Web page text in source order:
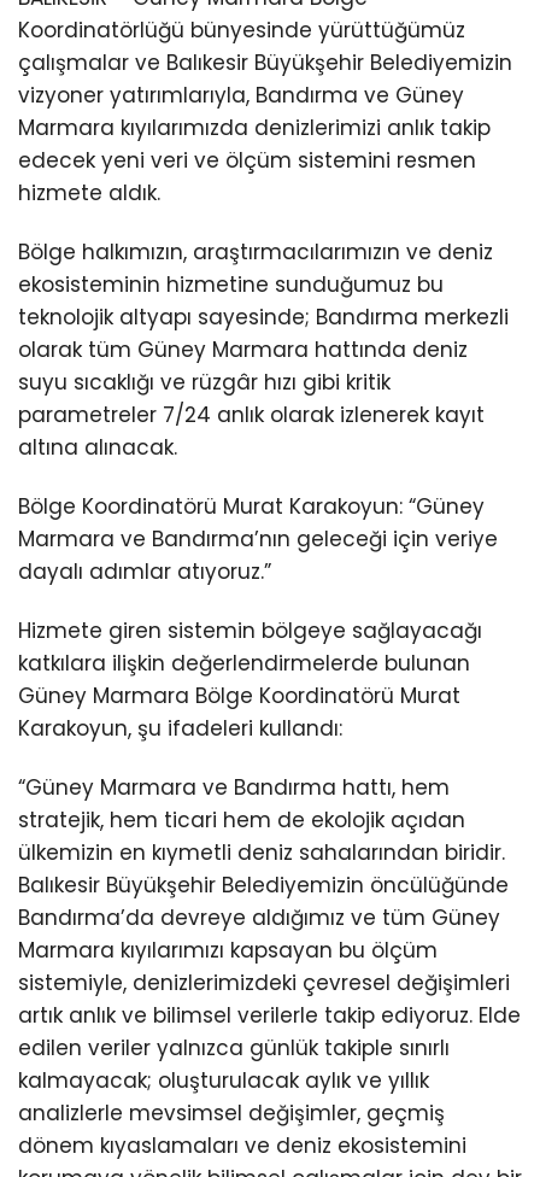
Koordinatörlüğü bünyesinde yürüttüğümüz
çalışmalar ve Balıkesir Büyükşehir Belediyemizin
vizyoner yatırımlarıyla, Bandırma ve Güney
Marmara kıyılarımızda denizlerimizi anlık takip
edecek yeni veri ve ölçüm sistemini resmen
hizmete aldık.
Bölge halkımızın, araştırmacılarımızın ve deniz
ekosisteminin hizmetine sunduğumuz bu
teknolojik altyapı sayesinde; Bandırma merkezli
olarak tüm Güney Marmara hattında deniz
suyu sıcaklığı ve rüzgâr hızı gibi kritik
parametreler 7/24 anlık olarak izlenerek kayıt
altına alınacak.
Bölge Koordinatörü Murat Karakoyun: “Güney
Marmara ve Bandırma’nın geleceği için veriye
dayalı adımlar atıyoruz.”
Hizmete giren sistemin bölgeye sağlayacağı
katkılara ilişkin değerlendirmelerde bulunan
Güney Marmara Bölge Koordinatörü Murat
Karakoyun, şu ifadeleri kullandı:
“Güney Marmara ve Bandırma hattı, hem
stratejik, hem ticari hem de ekolojik açıdan
ülkemizin en kıymetli deniz sahalarından biridir.
Balıkesir Büyükşehir Belediyemizin öncülüğünde
Bandırma’da devreye aldığımız ve tüm Güney
Marmara kıyılarımızı kapsayan bu ölçüm
sistemiyle, denizlerimizdeki çevresel değişimleri
artık anlık ve bilimsel verilerle takip ediyoruz. Elde
edilen veriler yalnızca günlük takiple sınırlı
kalmayacak; oluşturulacak aylık ve yıllık
analizlerle mevsimsel değişimler, geçmiş
dönem kıyaslamaları ve deniz ekosistemini